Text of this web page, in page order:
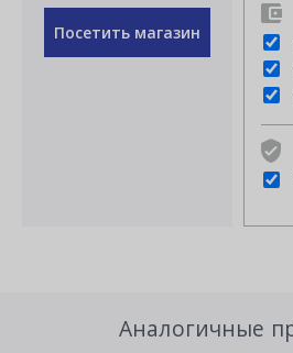
Посетить магазин
Аналогичные